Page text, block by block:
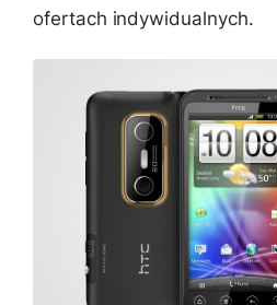
ofertach indywidualnych.